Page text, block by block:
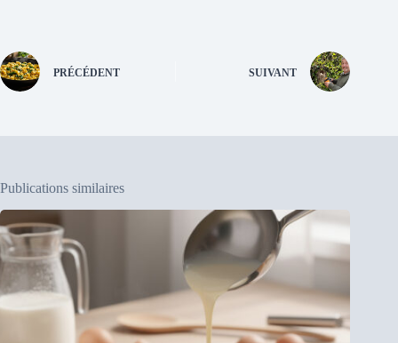
PRÉCÉDENT SUIVANT
Publications similaires